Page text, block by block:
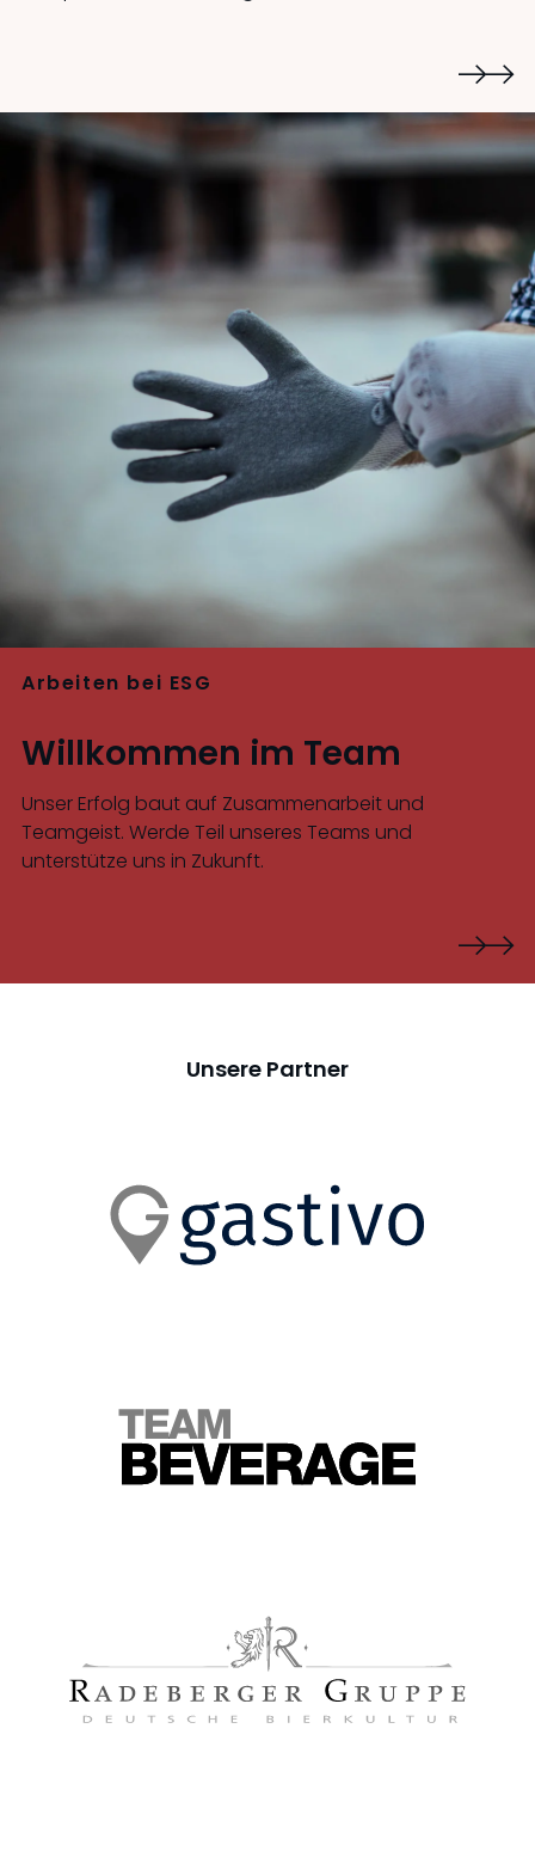
Arbeiten bei ESG
Willkommen im Team
Unser Erfolg baut auf Zusammenarbeit und
Teamgeist. Werde Teil unseres Teams und
unterstütze uns in Zukunft.
Unsere Partner